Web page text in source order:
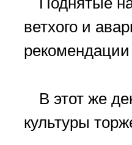
ветхого и
В этот же
культуры